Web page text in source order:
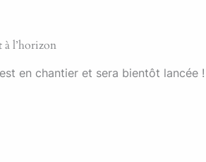
à l’horizon
en chantier et sera bientôt lancée !